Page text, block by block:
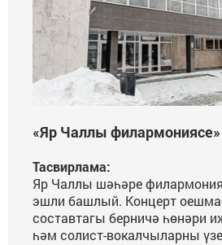
«Яр Чаллы
Тасвирлама:
Яр Чаллы шәһәре
эшли башлый. Концерт
составтагы берничә һөнәри
һәм солист-вокалчыларны